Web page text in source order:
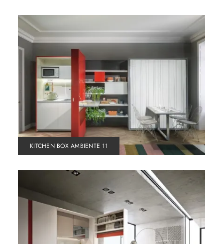
KITCHEN BOX AMBIENTE 11